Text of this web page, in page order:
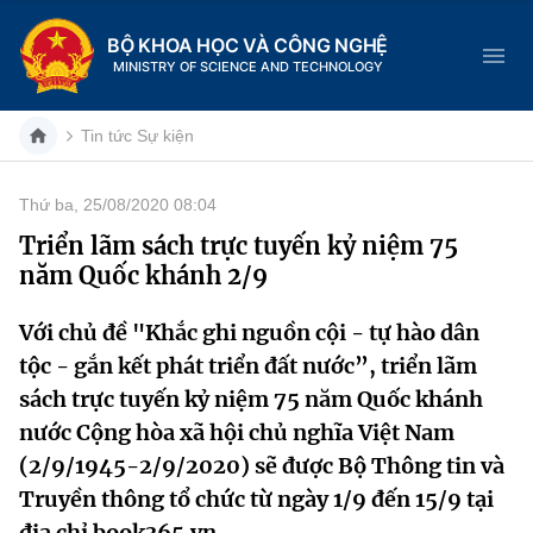
BỘ KHOA HỌC VÀ CÔNG NGHỆ
MINISTRY OF SCIENCE AND TECHNOLOGY
Danh mục
Trang chủ
Giới thiệu
Chức năng nhiệm vụ
Cơ cấu tổ chức
Lịch sử phát triển
Tin tức sự kiện
Khoa học và Công nghệ
Đổi mới sáng tạo
Dịch vụ công
Hệ thống văn bản
Tin tức Sự kiện
Thứ ba, 25/08/2020 08:04
Triển lãm sách trực tuyến kỷ niệm 75
năm Quốc khánh 2/9
Với chủ đề "Khắc ghi nguồn cội - tự hào dân
tộc - gắn kết phát triển đất nước”, triển lãm
sách trực tuyến kỷ niệm 75 năm Quốc khánh
nước Cộng hòa xã hội chủ nghĩa Việt Nam
(2/9/1945-2/9/2020) sẽ được Bộ Thông tin và
Truyền thông tổ chức từ ngày 1/9 đến 15/9 tại